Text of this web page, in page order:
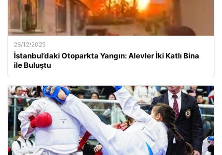
28/12/2025
İstanbul’daki Otoparkta Yangın: Alevler İki Katlı Bina
ile Buluştu